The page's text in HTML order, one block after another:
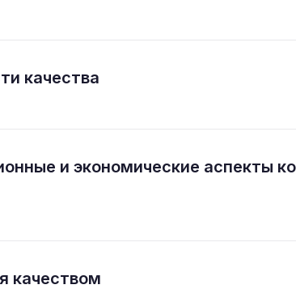
качества
и экономические аспекты
качеством